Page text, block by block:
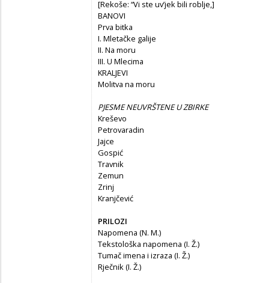
[Rekoše: “Vi ste uv’jek bili roblje,]
BANOVI
Prva bitka
I. Mletačke galije
II. Na moru
III. U Mlecima
KRALJEVI
Molitva na moru
PJESME NEUVRŠTENE U ZBIRKE
Kreševo
Petrovaradin
Jajce
Gospić
Travnik
Zemun
Zrinj
Kranjčević
PRILOZI
Napomena (N. M.)
Tekstološka napomena (I. Ž.)
Tumač imena i izraza (I. Ž.)
Rječnik (I. Ž.)